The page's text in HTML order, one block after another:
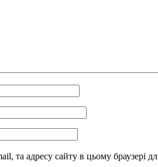
та адресу сайту в цьому браузері